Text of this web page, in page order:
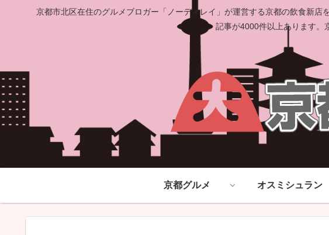
京都市北区在住のグルメブロガー「ノーディレイ」が運営する京都の飲食新
記事が4000件以上あります。
京都グルメ オスミシュラン